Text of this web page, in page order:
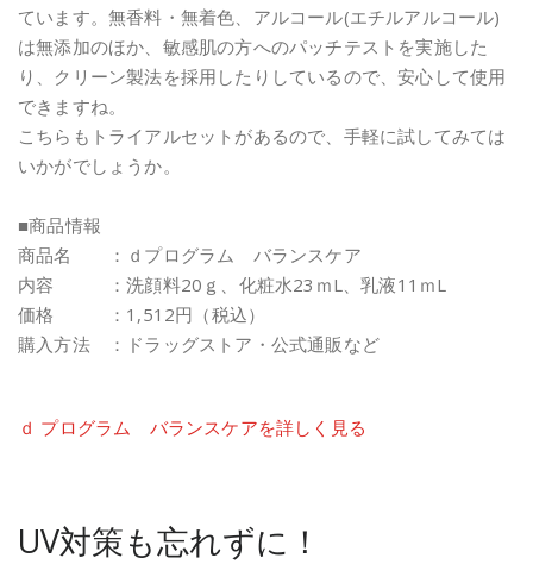
ています。無香料・無着色、アルコール(エチルアルコール)
は無添加のほか、敏感肌の方へのパッチテストを実施した
り、クリーン製法を採用したりしているので、安心して使用
できますね。
こちらもトライアルセットがあるので、手軽に試してみては
いかがでしょうか。
■商品情報
商品名 ：ｄプログラム バランスケア
内容 ：洗顔料20ｇ、化粧水23ｍL、乳液11ｍL
価格 ：1,512円（税込）
購入方法 ：ドラッグストア・公式通販など
ｄ プログラム バランスケアを詳しく見る
UV対策も忘れずに！